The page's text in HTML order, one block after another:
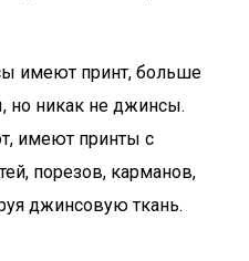
имеют принт, больше
но никак не джинсы.
имеют принты с
порезов, карманов,
джинсовую ткань.